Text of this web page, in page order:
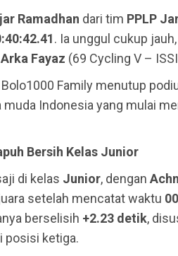
Ramadhan dari tim PPLP
. Ia unggul cukup
Fayaz (69 Cycling V –
Bolo1000 Family menutup
Indonesia yang mulai
Bersih Kelas Junior
di kelas Junior, dengan
setelah mencatat waktu
berselisih +2.23 detik,
posisi ketiga.